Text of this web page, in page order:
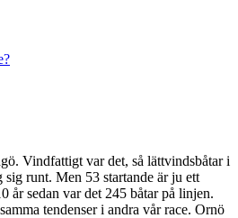
Vindfattigt var det, så lättvindsbåtar i
runt. Men 53 startande är ju ett
år sedan var det 245 båtar på linjen.
tendenser i andra vår race. Ornö